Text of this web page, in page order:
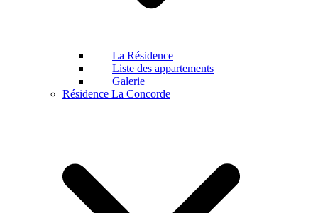
La Résidence
Liste des appartements
Galerie
Résidence La Concorde